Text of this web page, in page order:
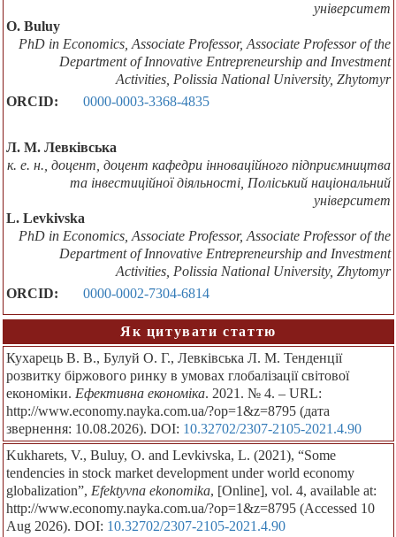
університет
O. Buluy
PhD in Economics, Associate Professor, Associate Professor of the
Department of Innovative Entrepreneurship and Investment
Activities, Polissia National University, Zhytomyr
ORCID:
0000-0003-3368-4835
Л. М. Левківська
к. е. н., доцент, доцент кафедри інноваційного підприємництва
та інвестиційної діяльності, Поліський національний
університет
L. Levkivska
PhD in Economics, Associate Professor, Associate Professor of the
Department of Innovative Entrepreneurship and Investment
Activities, Polissia National University, Zhytomyr
ORCID:
0000-0002-7304-6814
Як цитувати статтю
Кухарець В. В., Булуй О. Г., Левківська Л. М. Тенденції
розвитку біржового ринку в умовах глобалізації світової
економіки. Ефективна економіка. 2021. № 4. – URL:
http://www.economy.nayka.com.ua/?op=1&z=8795 (дата
звернення: 10.08.2026). DOI: 10.32702/2307-2105-2021.4.90
Kukharets, V., Buluy, O. and Levkivska, L. (2021), “Some
tendencies in stock market development under world economy
globalization”, Efektyvna ekonomika, [Online], vol. 4, available at:
http://www.economy.nayka.com.ua/?op=1&z=8795 (Accessed 10
Aug 2026). DOI: 10.32702/2307-2105-2021.4.90